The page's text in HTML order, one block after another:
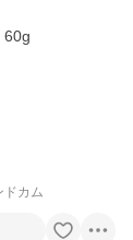
60g
ドカム